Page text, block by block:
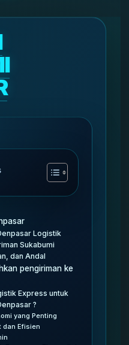
Logistik
Sukabumi
dan Andal
pengiriman ke
Express untuk
?
yang Penting
dan Efisien